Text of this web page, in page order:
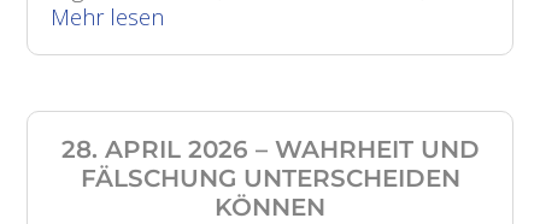
Mehr lesen
28. APRIL 2026 – WAHRHEIT UND
FÄLSCHUNG UNTERSCHEIDEN
KÖNNEN